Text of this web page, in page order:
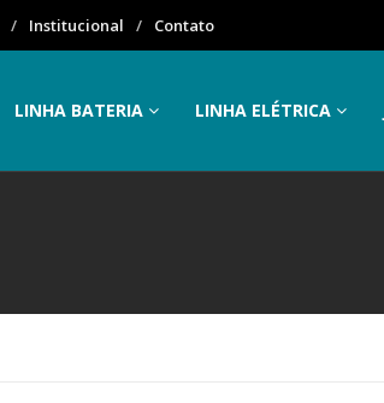
Institucional Contato
LINHA BATERIA LINHA ELÉTRICA